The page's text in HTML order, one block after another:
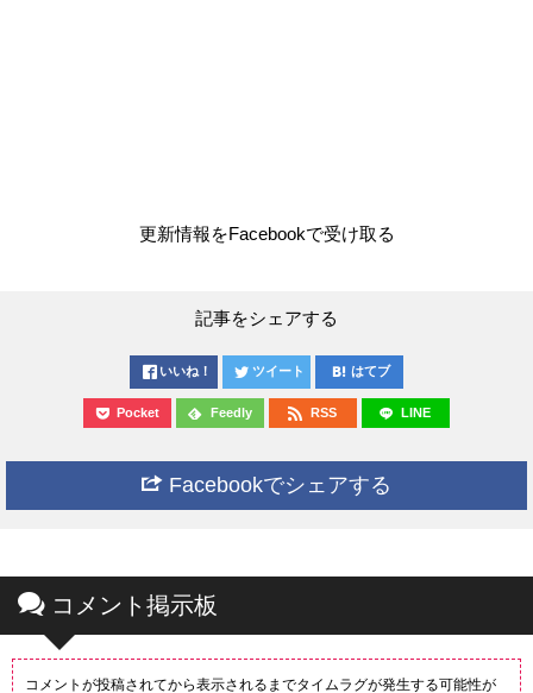
更新情報をFacebookで受け取る
記事をシェアする
いいね！ ツイート はてブ
Pocket Feedly RSS LINE
Facebookでシェアする
コメント掲示板
コメントが投稿されてから表示されるまでタイムラグが発生する可能性が